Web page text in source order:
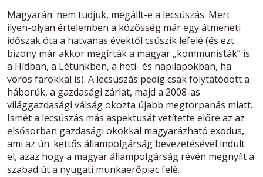
Magyarán: nem tudjuk, megállt-e a lecsúszás. Mert
ilyen-olyan értelemben a közösség már egy átmeneti
időszak óta a hatvanas évektől csúszik lefelé (és ezt
bizony már akkor megírták a magyar „kommunisták” is
a Hídban, a Létünkben, a heti- és napilapokban, ha
vörös farokkal is). A lecsúszás pedig csak folytatódott a
háborúk, a gazdasági zárlat, majd a 2008-as
világgazdasági válság okozta újabb megtorpanás miatt.
Ismét a lecsúszás más aspektusát vetítette előre az az
elsősorban gazdasági okokkal magyarázható exodus,
ami az ún. kettős állampolgárság bevezetésével indult
el, azaz hogy a magyar állampolgárság révén megnyílt a
szabad út a nyugati munkaerőpiac felé.